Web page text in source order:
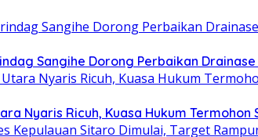
Sangihe Dorong Perbaikan Drainase
Nyaris Ricuh, Kuasa Hukum Termohon